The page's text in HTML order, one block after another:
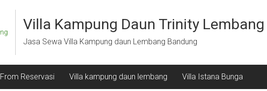
Villa Kampung Daun Trinity Lembang
Jasa Sewa Villa Kampung daun Lembang Bandung
From Reservasi Villa kampung daun lembang Villa Istana Bunga